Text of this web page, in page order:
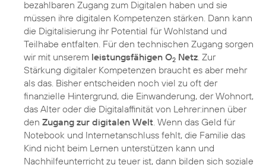
bezahlbaren Zugang zum Digitalen haben und sie
müssen ihre digitalen Kompetenzen stärken. Dann kann
die Digitalisierung ihr Potential für Wohlstand und
Teilhabe entfalten. Für den technischen Zugang sorgen
wir mit unserem leistungsfähigen O2 Netz . Zur
Stärkung digitaler Kompetenzen braucht es aber mehr
als das. Bisher entscheiden noch viel zu oft der
finanzielle Hintergrund, die Einwanderung, der Wohnort,
das Alter oder die Digitalaffinität von Lehrer:innen über
den Zugang zur digitalen Welt . Wenn das Geld für
Notebook und Internetanschluss fehlt, die Familie das
Kind nicht beim Lernen unterstützen kann und
Nachhilfeunterricht zu teuer ist, dann bilden sich soziale